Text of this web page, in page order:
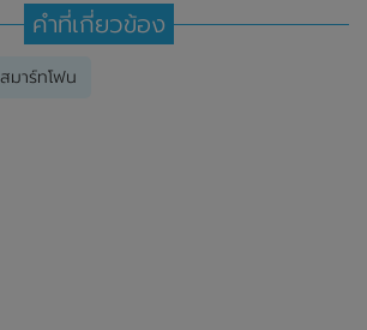
คำที่เกี่ยวข้อง
สมาร์ทโฟน